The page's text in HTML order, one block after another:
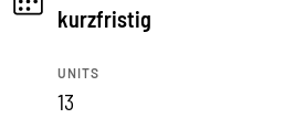
kurzfristig
UNITS
13